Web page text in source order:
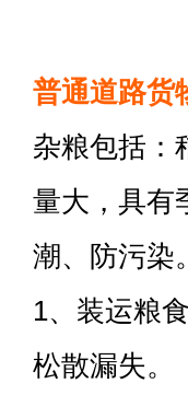
普通道路货
杂粮包括：
量大，具有
潮、防污染
1、装运粮
松散漏失。